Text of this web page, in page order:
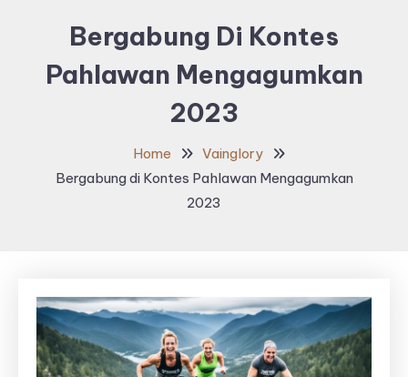
Bergabung Di Kontes
Pahlawan Mengagumkan
2023
Home
Vainglory
Bergabung di Kontes Pahlawan Mengagumkan
2023